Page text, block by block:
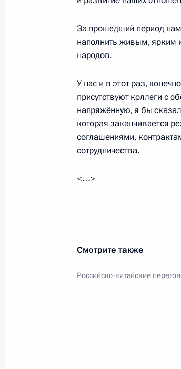
Неформальная
3 июля 2017 года, 19:45
Соболезнования
24 июня 2017 года, 13:40
14 мая 2017 года, 06:50
За прошедший период нам
наполнить живым, ярким
народов.
У нас и в этот раз,
присутствуют коллеги с
напряжённую, я бы
которая заканчивается
соглашениями,
сотрудничества.
<…>
Смотрите также
Российско-китайские